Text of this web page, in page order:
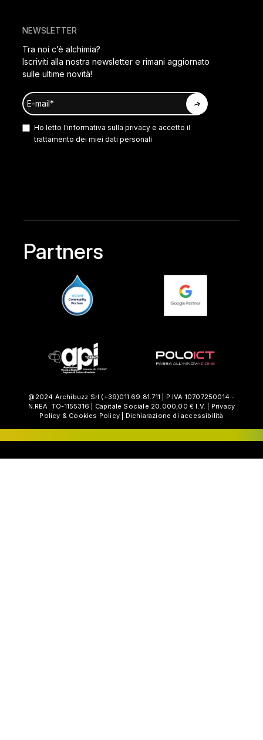
NEWSLETTER
Tra noi c’è alchimia?
Iscriviti alla nostra newsletter e rimani aggiornato
sulle ultime novità!
Ho letto l'informativa sulla privacy
trattamento dei miei dati personali
Partners
@2024 Archibuzz Srl (+39)011.69.81.711 | P.IVA 10707250014 -
N.REA: TO-1155316 | Capitale Sociale 20.000,00 € I.V. | Privacy
Policy & Cookies Policy Dichiarazione di accessibilità